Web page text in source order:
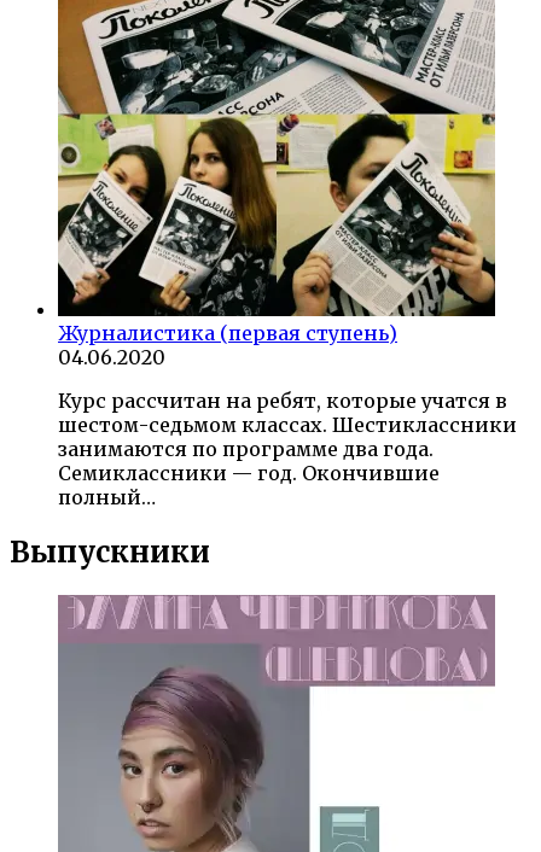
Журналистика (первая ступень)
04.06.2020
Курс рассчитан на ребят, которые учатся в
шестом-седьмом классах. Шестиклассники
занимаются по программе два года.
Семиклассники — год. Окончившие
полный…
Выпускники